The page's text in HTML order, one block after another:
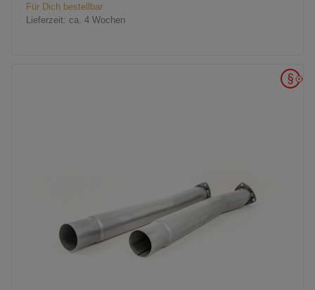
Für Dich bestellbar
Lieferzeit: ca. 4 Wochen